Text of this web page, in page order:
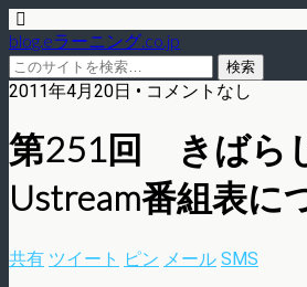
blog.eラーニング.co.jp
2011年4月20日 • コメントなし
第251回 きばら
Ustream番組表に
共有 ツイート ピン メール SMS